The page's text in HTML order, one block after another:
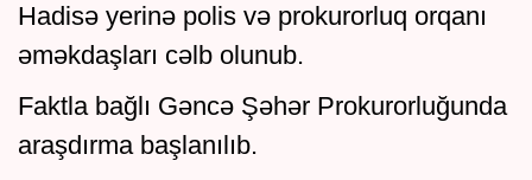
Hadisə yerinə polis və prokurorluq orqanı
əməkdaşları cəlb olunub.
Faktla bağlı Gəncə Şəhər Prokurorluğunda
araşdırma başlanılıb.